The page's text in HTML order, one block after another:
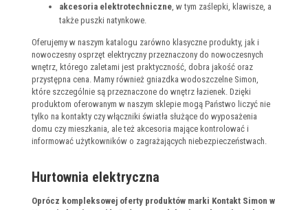
akcesoria elektrotechniczne , w tym zaślepki, klawisze, a
także puszki natynkowe.
Oferujemy w naszym katalogu zarówno klasyczne produkty, jak i
nowoczesny osprzęt elektryczny przeznaczony do nowoczesnych
wnętrz, którego zaletami jest praktyczność, dobra jakość oraz
przystępna cena. Mamy również gniazdka wodoszczelne Simon,
które szczególnie są przeznaczone do wnętrz łazienek. Dzięki
produktom oferowanym w naszym sklepie mogą Państwo liczyć nie
tylko na kontakty czy włączniki światła służące do wyposażenia
domu czy mieszkania, ale też akcesoria mające kontrolować i
informować użytkowników o zagrażających niebezpieczeństwach.
Hurtownia elektryczna
Oprócz kompleksowej oferty produktów marki Kontakt Simon w